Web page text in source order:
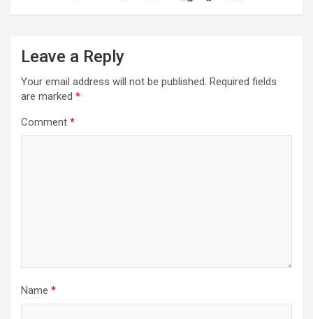
Leave a Reply
Your email address will not be published. Required fields
are marked *
Comment *
Name *